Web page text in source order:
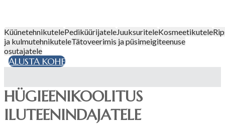
KüünetehnikutelePediküürijateleJuuksuriteleKosmeetikutele
ja kulmutehnikuteleTätoveerimis ja püsimeigiteenuse
osutajatele
ALUSTA KOHE
HÜGIEENIKOOLITUS
ILUTEENINDAJATELE